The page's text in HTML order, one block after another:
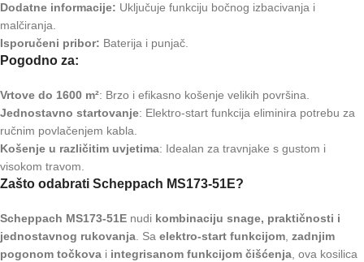
Dodatne informacije: Uključuje funkciju bočnog izbacivanja i
malčiranja.
Isporučeni pribor: Baterija i punjač.
Pogodno za:
Vrtove do 1600 m²: Brzo i efikasno košenje velikih površina.
Jednostavno startovanje: Elektro-start funkcija eliminira potrebu za
ručnim povlačenjem kabla.
Košenje u različitim uvjetima: Idealan za travnjake s gustom i
visokom travom.
Zašto odabrati Scheppach MS173-51E?
Scheppach MS173-51E nudi kombinaciju snage, praktičnosti i
jednostavnog rukovanja. Sa elektro-start funkcijom, zadnjim
pogonom točkova i integrisanom funkcijom čišćenja, ova kosilica